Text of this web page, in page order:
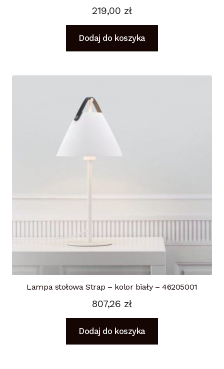
219,00 zł
Dodaj do koszyka
Lampa stołowa Strap – kolor biały – 46205001
807,26 zł
Dodaj do koszyka